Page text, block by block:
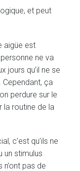
et peut
aigüe est
ne va
jours qu’il ne se
ça
perdure sur le
routine de la
c’est qu’ils ne
un stimulus
pas de